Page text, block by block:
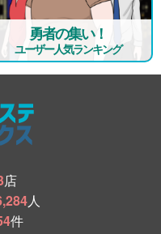
勇者の集い！
ユーザー人気ランキング
店
人
件